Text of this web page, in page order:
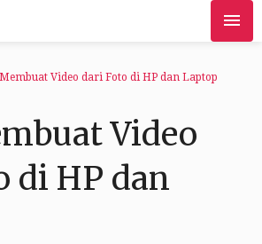
Video dari Foto di HP dan Laptop
Video
di HP dan